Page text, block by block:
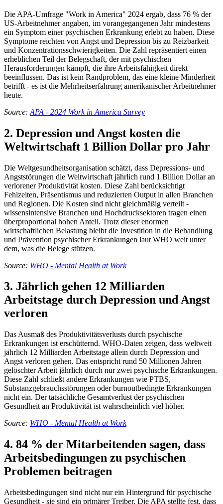
Die APA-Umfrage "Work in America" 2024 ergab, dass 76 % der
US-Arbeitnehmer angaben, im vorangegangenen Jahr mindestens
ein Symptom einer psychischen Erkrankung erlebt zu haben. Diese
Symptome reichten von Angst und Depression bis zu Reizbarkeit
und Konzentrationsschwierigkeiten. Die Zahl repräsentiert einen
erheblichen Teil der Belegschaft, der mit psychischen
Herausforderungen kämpft, die ihre Arbeitsfähigkeit direkt
beeinflussen. Das ist kein Randproblem, das eine kleine Minderheit
betrifft - es ist die Mehrheitserfahrung amerikanischer Arbeitnehmer
heute.
Source: APA - 2024 Work in America Survey
2. Depression und Angst kosten die
Weltwirtschaft 1 Billion Dollar pro Jahr
Die Weltgesundheitsorganisation schätzt, dass Depressions- und
Angststörungen die Weltwirtschaft jährlich rund 1 Billion Dollar an
verlorener Produktivität kosten. Diese Zahl berücksichtigt
Fehlzeiten, Präsentismus und reduzierten Output in allen Branchen
und Regionen. Die Kosten sind nicht gleichmäßig verteilt -
wissensintensive Branchen und Hochdrucksektoren tragen einen
überproportional hohen Anteil. Trotz dieser enormen
wirtschaftlichen Belastung bleibt die Investition in die Behandlung
und Prävention psychischer Erkrankungen laut WHO weit unter
dem, was die Belege stützen.
Source: WHO - Mental Health at Work
3. Jährlich gehen 12 Milliarden
Arbeitstage durch Depression und Angst
verloren
Das Ausmaß des Produktivitätsverlusts durch psychische
Erkrankungen ist erschütternd. WHO-Daten zeigen, dass weltweit
jährlich 12 Milliarden Arbeitstage allein durch Depression und
Angst verloren gehen. Das entspricht rund 50 Millionen Jahren
gelöschter Arbeit jährlich durch nur zwei psychische Erkrankungen.
Diese Zahl schließt andere Erkrankungen wie PTBS,
Substanzgebrauchsstörungen oder burnoutbedingte Erkrankungen
nicht ein. Der tatsächliche Gesamtverlust der psychischen
Gesundheit an Produktivität ist wahrscheinlich viel höher.
Source: WHO - Mental Health at Work
4. 84 % der Mitarbeitenden sagen, dass
Arbeitsbedingungen zu psychischen
Problemen beitragen
Arbeitsbedingungen sind nicht nur ein Hintergrund für psychische
Gesundheit - sie sind ein primärer Treiber. Die APA stellte fest, dass